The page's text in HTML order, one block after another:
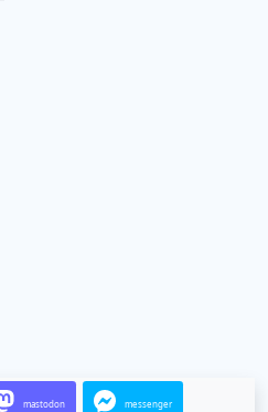
mastodon messenger